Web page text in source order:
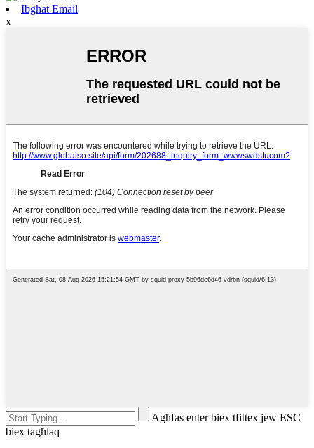
Ibgħat Email
x
Agħfas enter biex tfittex jew ESC
biex tagħlaq